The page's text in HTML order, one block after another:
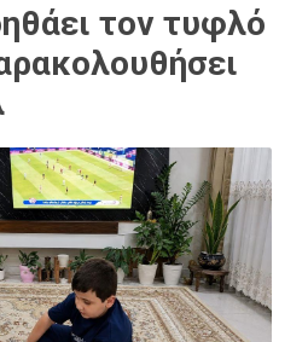
τον τυφλό